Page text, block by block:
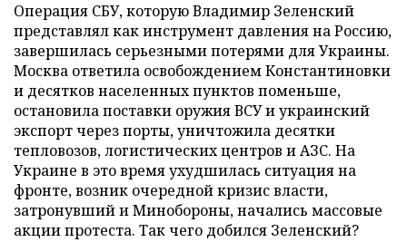
Операция СБУ, которую Владимир Зеленский
представлял как инструмент давления на Россию,
завершилась серьезными потерями для Украины.
Москва ответила освобождением Константиновки
и десятков населенных пунктов поменьше,
остановила поставки оружия ВСУ и украинский
экспорт через порты, уничтожила десятки
тепловозов, логистических центров и АЗС. На
Украине в это время ухудшилась ситуация на
фронте, возник очередной кризис власти,
затронувший и Минобороны, начались массовые
акции протеста. Так чего добился Зеленский?